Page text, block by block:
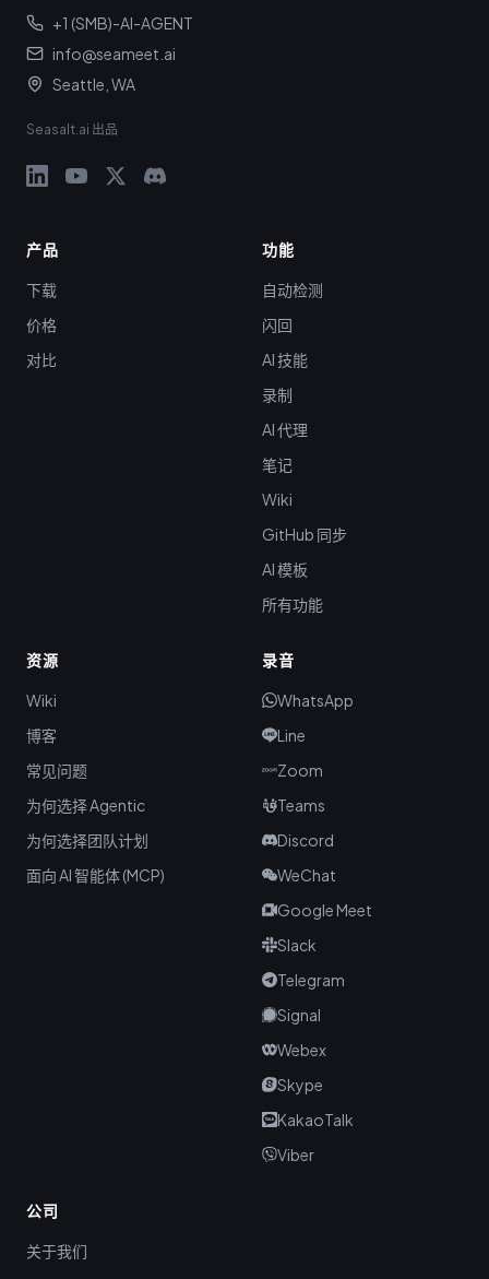
+1 (SMB)-AI-AGENT
info@seameet.ai
Seattle, WA
Seasalt.ai 出品
产品
下载
价格
对比
功能
自动检测
闪回
AI 技能
录制
AI 代理
笔记
Wiki
GitHub 同步
AI 模板
所有功能
资源
Wiki
博客
常见问题
为何选择 Agentic
为何选择团队计划
面向 AI 智能体 (MCP)
录音
WhatsApp
Line
Zoom
Teams
Discord
WeChat
Google Meet
Slack
Telegram
Signal
Webex
Skype
KakaoTalk
Viber
公司
关于我们